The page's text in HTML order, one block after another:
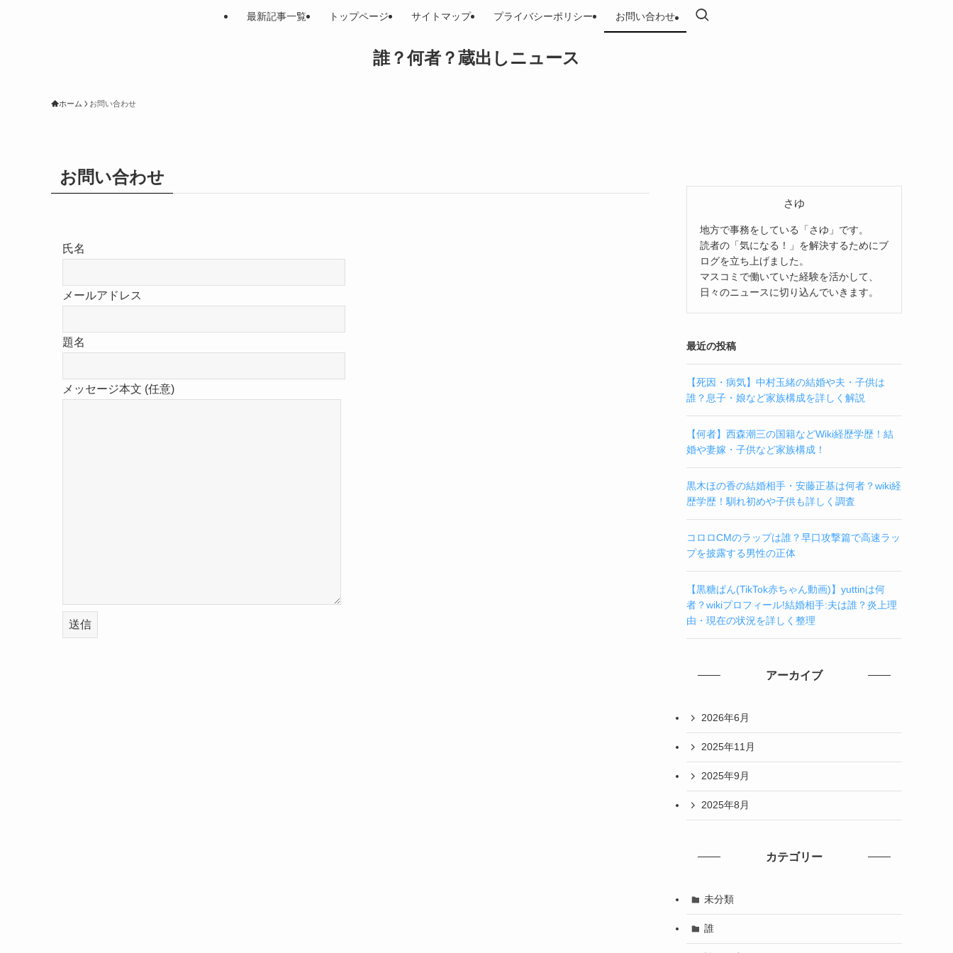
誰？何者？蔵出しニュース
最新記事一覧 トップページ サイトマップ プライバシーポリシー お問い合わせ
ホーム お問い合わせ
お問い合わせ
氏名
メールアドレス
題名
メッセージ本文 (任意)
さゆ
地方で事務をしている「さゆ」です。
読者の「気になる！」を解決するためにブ
ログを立ち上げました。
マスコミで働いていた経験を活かして、
日々のニュースに切り込んでいきます。
最近の投稿
【死因・病気】中村玉緒の結婚や夫・子供は
誰？息子・娘など家族構成を詳しく解説
【何者】西森潮三の国籍などWiki経歴学歴！結
婚や妻嫁・子供など家族構成！
黒木ほの香の結婚相手・安藤正基は何者？wiki経
歴学歴！馴れ初めや子供も詳しく調査
コロロCMのラップは誰？早口攻撃篇で高速ラッ
プを披露する男性の正体
【黒糖ぱん(TikTok赤ちゃん動画)】yuttinは何
者？wikiプロフィール!結婚相手:夫は誰？炎上理
由・現在の状況を詳しく整理
アーカイブ
2026年6月
2025年11月
2025年9月
2025年8月
カテゴリー
未分類
誰